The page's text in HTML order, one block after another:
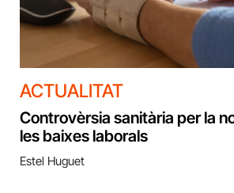
ACTUALITAT
Controvèrsia sanitària per la
les baixes laborals
Estel Huguet